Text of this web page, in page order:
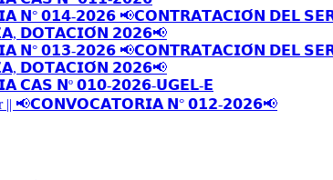
𝗡° 𝟬𝟭𝟰-𝟮𝟬𝟮𝟲 📢𝗖𝗢𝗡𝗧𝗥𝗔𝗧𝗔𝗖𝗜𝗢́𝗡 𝗗𝗘𝗟
𝗗𝗢𝗧𝗔𝗖𝗜𝗢́𝗡 𝟮𝟬𝟮𝟲📢
𝗡° 𝟬𝟭𝟯-𝟮𝟬𝟮𝟲 📢𝗖𝗢𝗡𝗧𝗥𝗔𝗧𝗔𝗖𝗜𝗢́𝗡 𝗗𝗘𝗟
𝗗𝗢𝗧𝗔𝗖𝗜𝗢́𝗡 𝟮𝟬𝟮𝟲📢
𝗖𝗔𝗦 𝗡º 𝟬𝟭𝟬-𝟮𝟬𝟮𝟲-𝗨𝗚𝗘𝗟-𝗘
|| 📢𝗖𝗢𝗡𝗩𝗢𝗖𝗔𝗧𝗢𝗥𝗜𝗔 𝗡° 𝟬𝟭𝟮-𝟮𝟬𝟮𝟲📢